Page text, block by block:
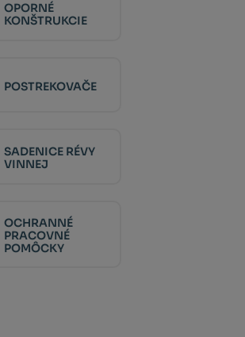
OPORNÉ
KONŠTRUKCIE
POSTREKOVAČE
SADENICE RÉVY
VINNEJ
OCHRANNÉ
PRACOVNÉ
POMÔCKY